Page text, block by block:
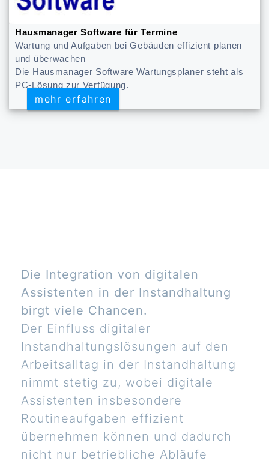
Hausmanager Software für Termine
Wartung und Aufgaben bei Gebäuden effizient planen
und überwachen
Die Hausmanager Software Wartungsplaner steht als
PC-Lösung zur Verfügung.
mehr erfahren
mehr erfahren
Die Integration von digitalen
Assistenten in der Instandhaltung
birgt viele Chancen.
Der Einfluss digitaler
Instandhaltungslösungen auf den
Arbeitsalltag in der Instandhaltung
nimmt stetig zu, wobei digitale
Assistenten insbesondere
Routineaufgaben effizient
übernehmen können und dadurch
nicht nur betriebliche Abläufe